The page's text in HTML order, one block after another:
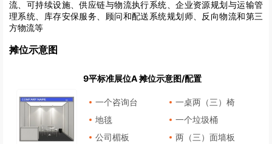
流、可持续设施、供应链与物流执行系统、企业资源规划与运输管
理系统、库存安保服务、顾问和配送系统规划师、反向物流和第三
方物流等
摊位示意图
9平标准展位A 摊位示意图/配置
一个咨询台
一桌两（三）椅
地毯
一个垃圾桶
公司楣板
两（三）面墙板